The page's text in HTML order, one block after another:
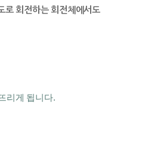
로 회전하는 회전체에서도
리게 됩니다.